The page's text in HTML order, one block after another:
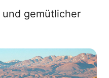
gemütlicher